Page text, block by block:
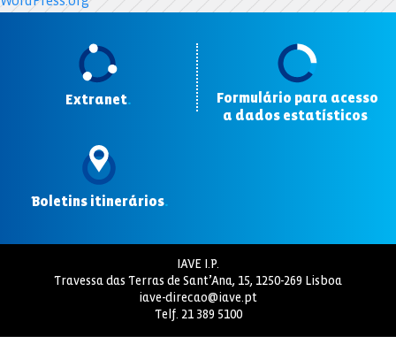
Extranet.
Formulário para acesso
a dados estatísticos
Boletins itinerários.
IAVE I.P.
Travessa das Terras de Sant’Ana, 15, 1250-269 Lisboa
iave-direcao@iave.pt
Telf. 21 389 5100